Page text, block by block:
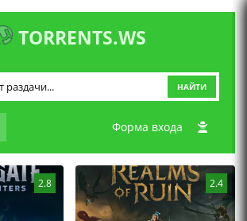
TORRENTS.WS
НАЙТИ
Форма входа
2.8 2.4